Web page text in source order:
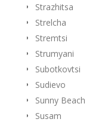
Strazhitsa
Strelcha
Stremtsi
Strumyani
Subotkovtsi
Sudievo
Sunny Beach
Susam